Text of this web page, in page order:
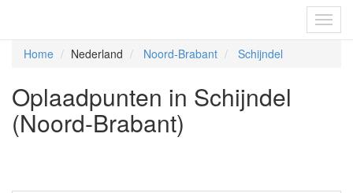
Home Nederland Noord-Brabant Schijndel
Oplaadpunten in Schijndel
(Noord-Brabant)